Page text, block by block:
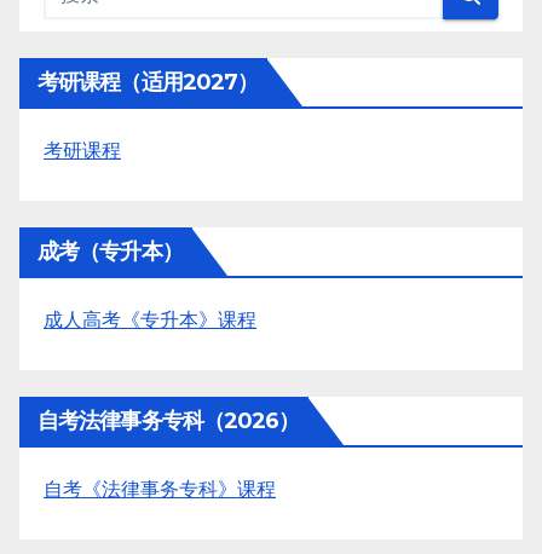
考研课程（适用2027）
考研课程
成考（专升本）
成人高考《专升本》课程
自考法律事务专科（2026）
自考《法律事务专科》课程